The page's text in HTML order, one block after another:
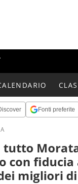
Fonti preferite
tutto
con
migliori